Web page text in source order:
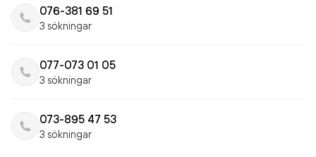
076-381 69 51
3 sökningar
077-073 01 05
3 sökningar
073-895 47 53
3 sökningar